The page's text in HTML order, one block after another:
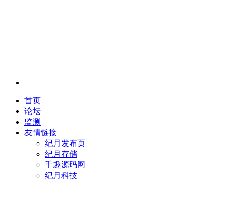
首页
论坛
监测
友情链接
纪月发布页
纪月存储
千趣源码网
纪月科技